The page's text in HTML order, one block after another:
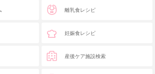
離乳食レシピ
妊娠食レシピ
産後ケア施設検索